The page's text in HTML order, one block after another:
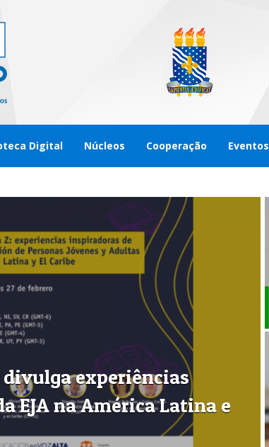
Digital Núcleos Cooperação Eventos
experiências
EJA na América Latina e